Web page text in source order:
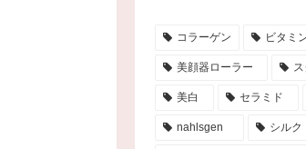
コラーゲン ビタミ
美顔器ローラー
美白 セラミド
nahlsgen シルク